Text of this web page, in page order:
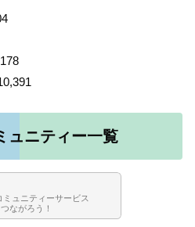
ュニティー一覧
ュニティーサービス
ながろう！